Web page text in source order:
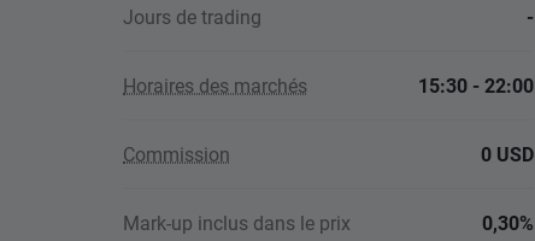
Jours de trading -
Horaires des marchés 15:30 - 22:00
Commission 0 USD
Mark-up inclus dans le prix 0,30%